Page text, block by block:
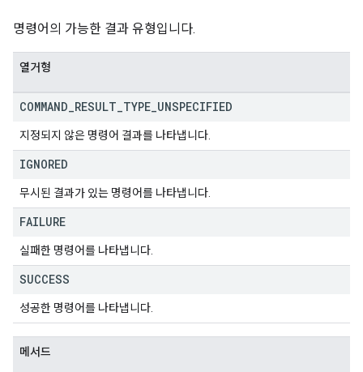
명령어의 가능한 결과 유형입니다.
열거형
COMMAND RESULT TYPE UNSPECIFIED
지정되지 않은 명령어 결과를 나타냅니다.
IGNORED
무시된 결과가 있는 명령어를 나타냅니다.
FAILURE
실패한 명령어를 나타냅니다.
SUCCESS
성공한 명령어를 나타냅니다.
메서드